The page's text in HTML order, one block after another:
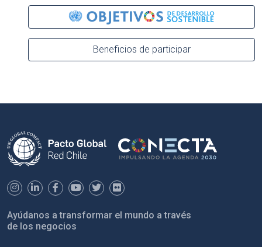
Beneficios de participar
Ayúdanos a transformar el mundo a través
de los negocios